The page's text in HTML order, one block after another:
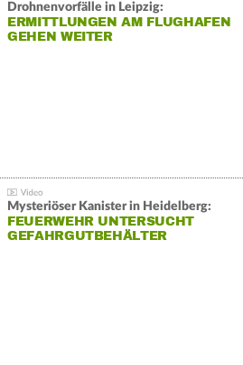
Drohnenvorfälle in Leipzig:
ERMITTLUNGEN AM FLUGHAFEN
GEHEN WEITER
Mysteriöser Kanister in Heidelberg:
FEUERWEHR UNTERSUCHT
GEFAHRGUTBEHÄLTER